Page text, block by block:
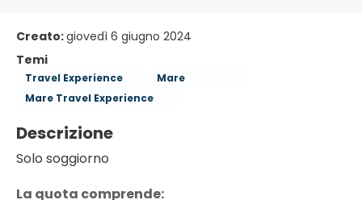
Creato:giovedì 6 giugno 2024
Temi
Travel Experience
Mare
Mare Travel Experience
Descrizione
Solo soggiorno
La quota comprende: